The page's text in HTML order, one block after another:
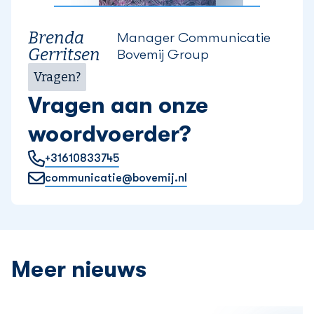
Brenda
Gerritsen
Manager Communicatie
Bovemij Group
Vragen?
Vragen aan onze
woordvoerder?
+31610833745
communicatie@bovemij.nl
Meer nieuws